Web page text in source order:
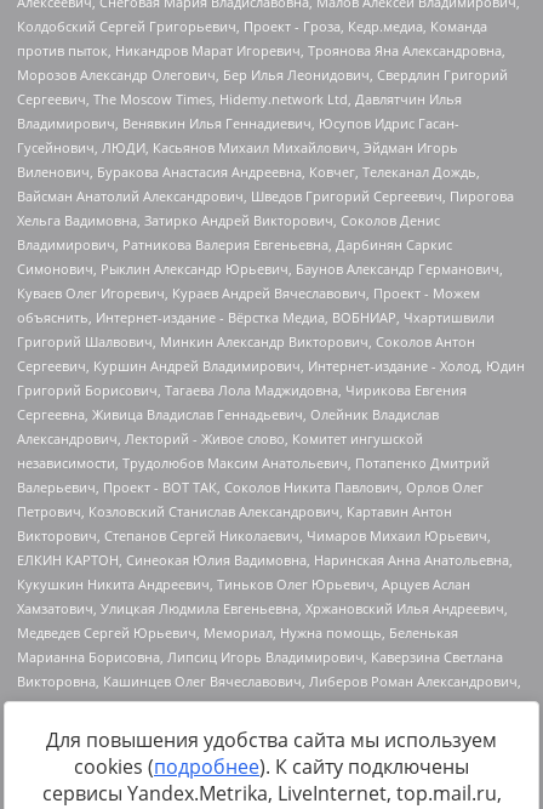
https://minjust.gov.ru/uploaded/files/reestr-
Для повышения удобства сайта мы используем
cookies (подробнее). К сайту подключены
сервисы Yandex.Metrika, LiveInternet, top.mail.ru,